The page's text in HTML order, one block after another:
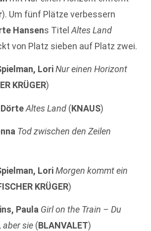
). Um fünf Plätze verbessern
Hansens Titel Altes Land
von Platz sieben auf Platz zwei.
LoriNur einen Horizont
KRÜGER)
Altes Land (KNAUS)
Tod zwischen den Zeilen
LoriMorgen kommt ein
KRÜGER)
Paula Girl on the Train – Du
aber sie (BLANVALET)